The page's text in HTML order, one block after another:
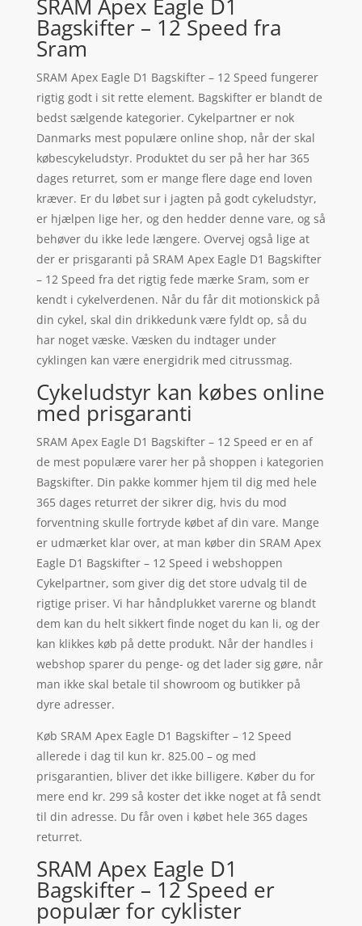
SRAM Apex Eagle D1
Bagskifter – 12 Speed fra
Sram
SRAM Apex Eagle D1 Bagskifter – 12 Speed fungerer
rigtig godt i sit rette element. Bagskifter er blandt de
bedst sælgende kategorier. Cykelpartner er nok
Danmarks mest populære online shop, når der skal
købescykeludstyr. Produktet du ser på her har 365
dages returret, som er mange flere dage end loven
kræver. Er du løbet sur i jagten på godt cykeludstyr,
er hjælpen lige her, og den hedder denne vare, og så
behøver du ikke lede længere. Overvej også lige at
der er prisgaranti på SRAM Apex Eagle D1 Bagskifter
– 12 Speed fra det rigtig fede mærke Sram, som er
kendt i cykelverdenen. Når du får dit motionskick på
din cykel, skal din drikkedunk være fyldt op, så du
har noget væske. Væsken du indtager under
cyklingen kan være energidrik med citrussmag.
Cykeludstyr kan købes online
med prisgaranti
SRAM Apex Eagle D1 Bagskifter – 12 Speed er en af
de mest populære varer her på shoppen i kategorien
Bagskifter. Din pakke kommer hjem til dig med hele
365 dages returret der sikrer dig, hvis du mod
forventning skulle fortryde købet af din vare. Mange
er udmærket klar over, at man køber din SRAM Apex
Eagle D1 Bagskifter – 12 Speed i webshoppen
Cykelpartner, som giver dig det store udvalg til de
rigtige priser. Vi har håndplukket varerne og blandt
dem kan du helt sikkert finde noget du kan li, og der
kan klikkes køb på dette produkt. Når der handles i
webshop sparer du penge- og det lader sig gøre, når
man ikke skal betale til showroom og butikker på
dyre adresser.
Køb SRAM Apex Eagle D1 Bagskifter – 12 Speed
allerede i dag til kun kr. 825.00 – og med
prisgarantien, bliver det ikke billigere. Køber du for
mere end kr. 299 så koster det ikke noget at få sendt
til din adresse. Du får oven i købet hele 365 dages
returret.
SRAM Apex Eagle D1
Bagskifter – 12 Speed er
populær for cyklister